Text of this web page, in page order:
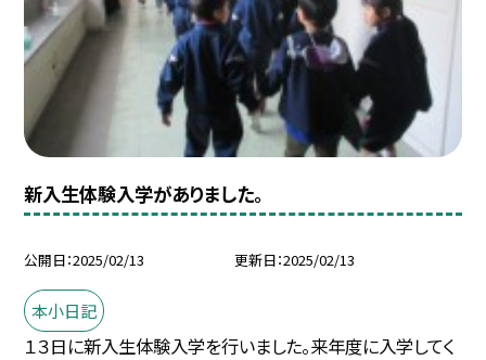
新入生体験入学がありました。
公開日 2025/02/13 更新日 2025/02/13
本小日記
１３日に新入生体験入学を行いました。来年度に入学してく